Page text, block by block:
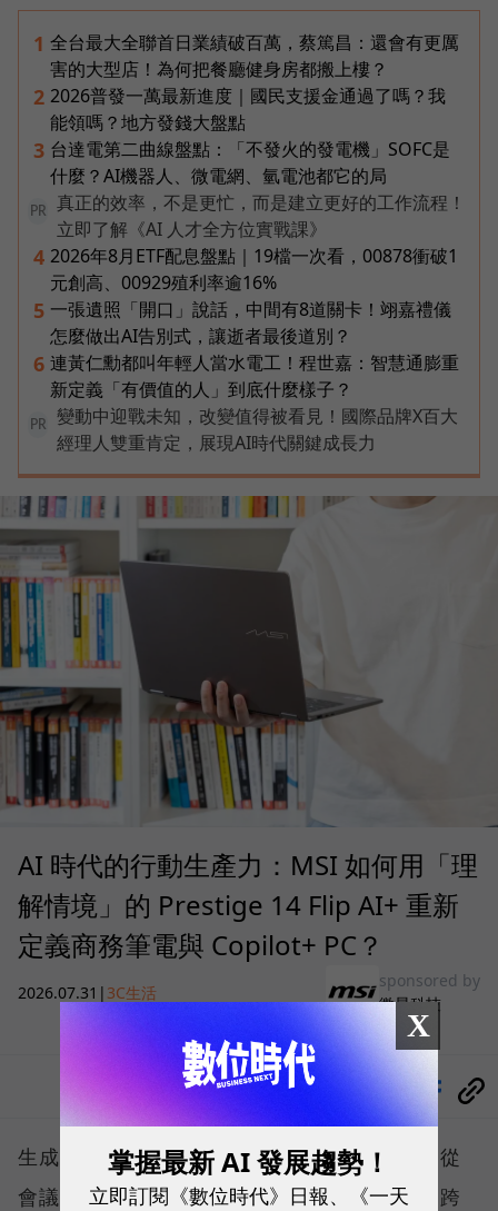
1 全台最大全聯首日業績破百萬，蔡篤昌：還會有更厲
害的大型店！為何把餐廳健身房都搬上樓？
2 2026普發一萬最新進度｜國民支援金通過了嗎？我
能領嗎？地方發錢大盤點
3 台達電第二曲線盤點：「不發火的發電機」SOFC是
什麼？AI機器人、微電網、氫電池都它的局
PR
真正的效率，不是更忙，而是建立更好的工作流程！
立即了解《AI 人才全方位實戰課》
4 2026年8月ETF配息盤點｜19檔一次看，00878衝破1
元創高、00929殖利率逾16%
5 一張遺照「開口」說話，中間有8道關卡！翊嘉禮儀
怎麼做出AI告別式，讓逝者最後道別？
6 連黃仁勳都叫年輕人當水電工！程世嘉：智慧通膨重
新定義「有價值的人」到底什麼樣子？
PR
變動中迎戰未知，改變值得被看見！國際品牌X百大
經理人雙重肯定，展現AI時代關鍵成長力
AI 時代的行動生產力：MSI 如何用「理
解情境」的 Prestige 14 Flip AI+ 重新
定義商務筆電與 Copilot+ PC？
2026.07.31 | 3C生活
sponsored by
微星科技
分享
生成式人工智慧技術正以驚人速度滲透職場，從
會議記錄、文件撰寫、資料搜尋、內容創作到跨
X
掌握最新 AI 發展趨勢！
立即訂閱《數位時代》日報、《一天